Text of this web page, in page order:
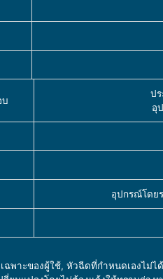
บ
ป
อุ
อุปกรณ์โดย
ฉพาะของผู้ใช้, หัวฉีดที่กำหนดเองไม่